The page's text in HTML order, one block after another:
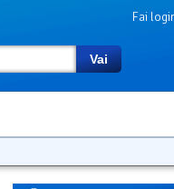
Fai
Vai